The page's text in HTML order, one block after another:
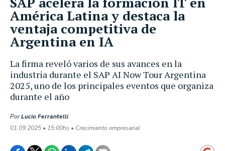
La firma reveló varios de sus avances en la
industria durante el SAP AI Now Tour Argentina
2025, uno de los principales eventos que organiza
durante el año
PorLucio Ferrantelli
01.09.2025 • 15:00hs • Crecimiento empresarial
América Latina y destaca la
ventaja competitiva de
Argentina en IA